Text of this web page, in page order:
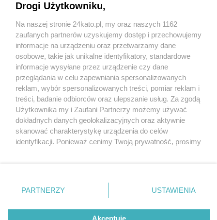
5 / 0
Wydawca mediów lokalnych
Nie zapomnij
zapoznać się z:
polityką prywatności regulamin korzystania z portali
Twojemiasto
Piekary Śląskie
Chorzów
Tarnowskie Góry
Gliwice
Skontakuj sięz nami
Kontakt
Wydawca
Redakcja
Drogi Użytkowniku,
Na naszej stronie 24kato.pl, my oraz naszych 1162
zaufanych partnerów uzyskujemy dostęp i przechowujemy
informacje na urządzeniu oraz przetwarzamy dane
osobowe, takie jak unikalne identyfikatory, standardowe
informacje wysyłane przez urządzenie czy dane
przeglądania w celu zapewniania spersonalizowanych
reklam, wybór spersonalizowanych treści, pomiar reklam i
treści, badanie odbiorców oraz ulepszanie usług. Za zgodą
Użytkownika my i Zaufani Partnerzy możemy używać
dokładnych danych geolokalizacyjnych oraz aktywnie
skanować charakterystykę urządzenia do celów
identyfikacji. Ponieważ cenimy Twoją prywatność, prosimy
prywatności znajdujący się w lewym dolnym rogu strony
. Niektóre rodzaje przetwarzania danych nie wymagają
zgody użytkownika, ale masz prawo sprzeciwić się
takiemu przetwarzaniu. Preferencje będą miały
PARTNERZY USTAWIENIA
Akceptuję